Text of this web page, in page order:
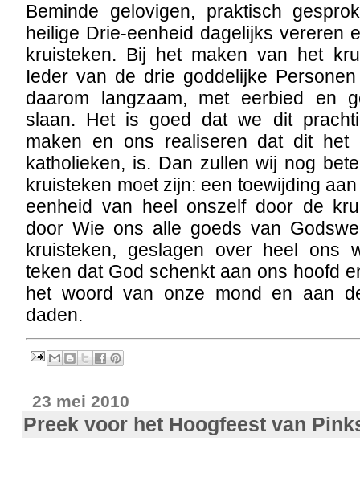
Beminde gelovigen, praktisch
heilige Drie-eenheid dagelijks vereren
kruisteken. Bij het maken van het
Ieder van de drie goddelijke
daarom langzaam, met eerbied en
slaan. Het is goed dat we dit
maken en ons realiseren dat dit het
katholieken, is. Dan zullen wij nog
kruisteken moet zijn: een toewijding
eenheid van heel onszelf door de
door Wie ons alle goeds van
kruisteken, geslagen over heel ons
teken dat God schenkt aan ons hoofd
het woord van onze mond en aan
daden.
23 mei 2010
Preek voor het Hoogfeest van